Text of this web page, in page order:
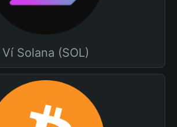
Ví Solana (SOL)